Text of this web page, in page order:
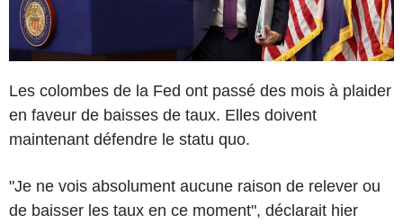
Les colombes de la Fed ont passé des mois à plaider
en faveur de baisses de taux. Elles doivent
maintenant défendre le statu quo.
"Je ne vois absolument aucune raison de relever ou
de baisser les taux en ce moment", déclarait hier